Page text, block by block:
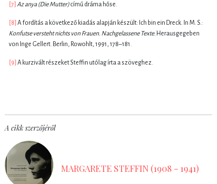
[7] Az anya (Die Mutter)című dráma hőse.
[8] A fordítás a következő kiadás alapján készült: Ich bin ein Dreck. In M. S.:
Konfutse versteht nichts von Frauen. Nachgelassene Texte. Herausgegeben
von Inge Gellert. Berlin, Rowohlt, 1991, 178–181.
[9] A kurzivált részeket Steffin utólag írta a szöveghez.
A cikk szerzőjéről
MARGARETE STEFFIN (1908 - 1941)